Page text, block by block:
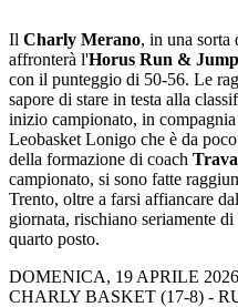
Il Charly Merano, in una sorta
affronterà l'Horus Run & Jump
con il punteggio di 50-56. Le
sapore di stare in testa alla
inizio campionato, in
Leobasket Lonigo che è da
della formazione di coach
campionato, si sono fatte
Trento, oltre a farsi affiancare
giornata, rischiano seriamente
quarto posto.
DOMENICA, 19 APRILE
CHARLY BASKET (17-8) -